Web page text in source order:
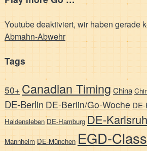
Youtube deaktiviert, wir haben gerade
Abmahn-Abwehr
Tags
50+ Canadian Timing China
DE-Berlin DE-Berlin/Go-Woche
Haldensleben DE-Hamburg DE-
Mannheim DE-München EGD-